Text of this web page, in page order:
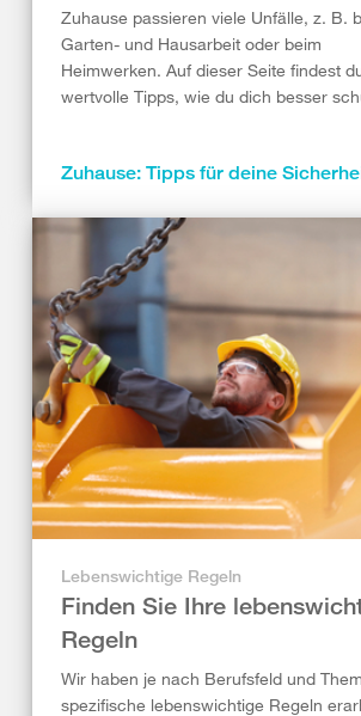
Zuhause passieren viele Unfälle, z. B.
Garten- und Hausarbeit oder beim
Heimwerken. Auf dieser Seite findest
wertvolle Tipps, wie du dich besser
Zuhause: Tipps für deine
Lebenswichtige Regeln
Finden Sie Ihre
Regeln
Wir haben je nach Berufsfeld und
spezifische lebenswichtige Regeln